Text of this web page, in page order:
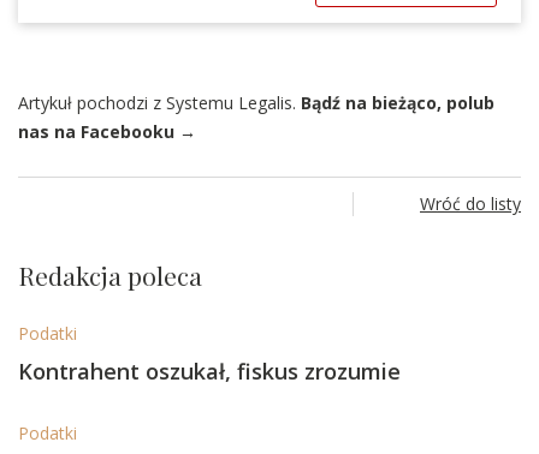
Artykuł pochodzi z Systemu Legalis. Bądź na bieżąco, polub
nas na Facebooku →
Wróć do listy
Redakcja poleca
Podatki
Kontrahent oszukał, fiskus zrozumie
Podatki